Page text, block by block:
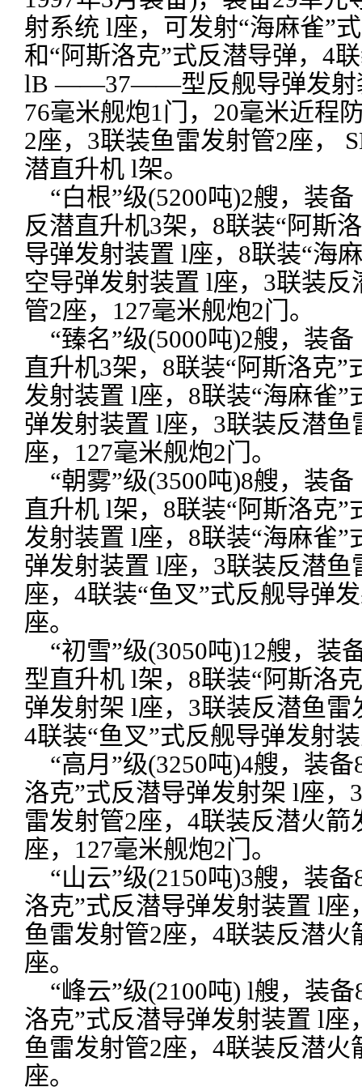
射系统 l座，可发射“海麻雀”
和“阿斯洛克”式反潜导弹，4
lB ——37——型反舰导弹发射
76毫米舰炮1门，20毫米近程
2座，3联装鱼雷发射管2座，
潜直升机 l架。
“白根”级(5200吨)2艘，装
反潜直升机3架，8联装“阿斯
导弹发射装置 l座，8联装“海
空导弹发射装置 l座，3联装反
管2座，127毫米舰炮2门。
“臻名”级(5000吨)2艘，装
直升机3架，8联装“阿斯洛克”
发射装置 l座，8联装“海麻雀”
弹发射装置 l座，3联装反潜鱼
座，127毫米舰炮2门。
“朝雾”级(3500吨)8艘，装
直升机 l架，8联装“阿斯洛克”
发射装置 l座，8联装“海麻雀”
弹发射装置 l座，3联装反潜鱼
座，4联装“鱼叉”式反舰导弹
座。
“初雪”级(3050吨)12艘，装
型直升机 l架，8联装“阿斯洛
弹发射架 l座，3联装反潜鱼雷
4联装“鱼叉”式反舰导弹发射
“高月”级(3250吨)4艘，装备
洛克”式反潜导弹发射架 l座，
雷发射管2座，4联装反潜火箭
座，127毫米舰炮2门。
“山云”级(2150吨)3艘，装备
洛克”式反潜导弹发射装置 l座
鱼雷发射管2座，4联装反潜火
座。
“峰云”级(2100吨) l艘，装备
洛克”式反潜导弹发射装置 l座
鱼雷发射管2座，4联装反潜火
座。